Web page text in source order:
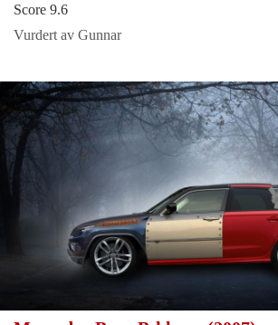
Score 9.6
Vurdert av Gunnar